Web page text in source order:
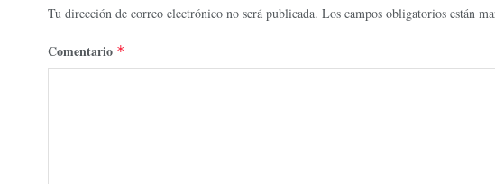
Tu dirección de correo electrónico no será publicada. Los campos obligatorios están
Comentario *